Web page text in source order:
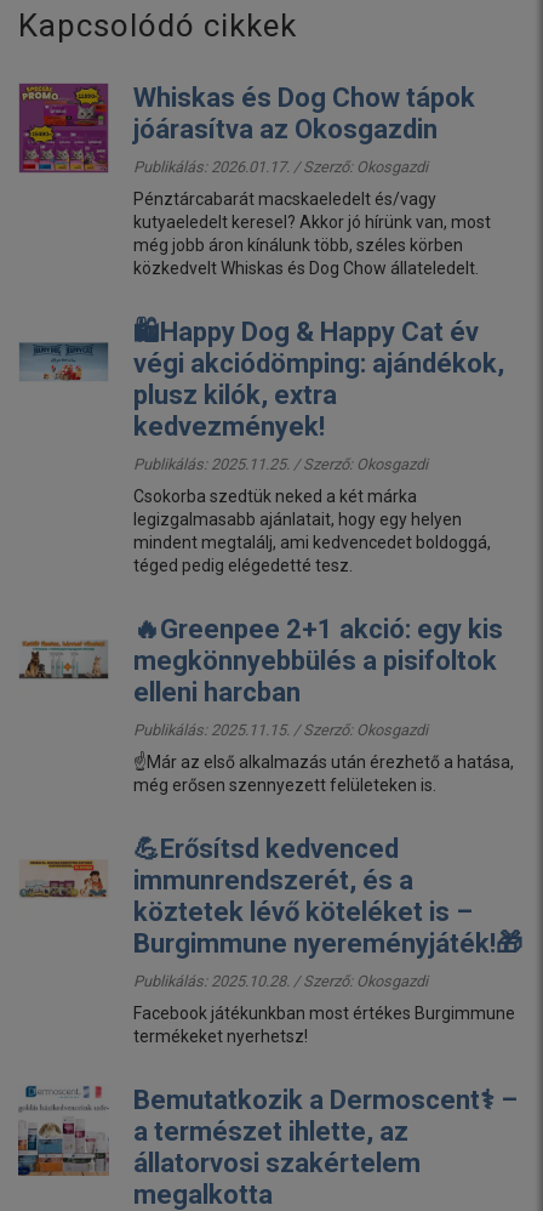
Kapcsolódó cikkek
Whiskas és Dog Chow tápok
jóárasítva az Okosgazdin
Publikálás: 2026.01.17. / Szerző: Okosgazdi
Pénztárcabarát macskaeledelt és/vagy
kutyaeledelt keresel? Akkor jó hírünk van, most
még jobb áron kínálunk több, széles körben
közkedvelt Whiskas és Dog Chow állateledelt.
🛍️Happy Dog & Happy Cat év
végi akciódömping: ajándékok,
plusz kilók, extra
kedvezmények!
Publikálás: 2025.11.25. / Szerző: Okosgazdi
Csokorba szedtük neked a két márka
legizgalmasabb ajánlatait, hogy egy helyen
mindent megtalálj, ami kedvencedet boldoggá,
téged pedig elégedetté tesz.
🔥Greenpee 2+1 akció: egy kis
megkönnyebbülés a pisifoltok
elleni harcban
Publikálás: 2025.11.15. / Szerző: Okosgazdi
☝️Már az első alkalmazás után érezhető a hatása,
még erősen szennyezett felületeken is.
💪Erősítsd kedvenced
immunrendszerét, és a
köztetek lévő köteléket is –
Burgimmune nyereményjáték!🎁
Publikálás: 2025.10.28. / Szerző: Okosgazdi
Facebook játékunkban most értékes Burgimmune
termékeket nyerhetsz!
Bemutatkozik a Dermoscent⚕️ –
a természet ihlette, az
állatorvosi szakértelem
megalkotta